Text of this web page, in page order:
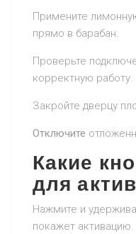
Примените
прямо в барабан.
Проверьте
корректную работу.
Закройте дверцу
Отключите
Какие
для
Нажмите и
покажет активацию.